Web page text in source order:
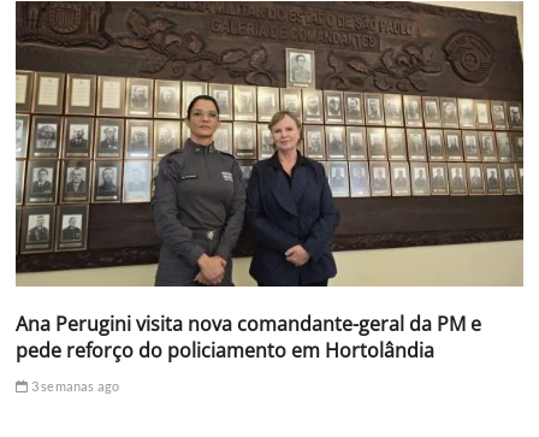
Ana Perugini visita nova comandante-geral da PM e
pede reforço do policiamento em Hortolândia
3 semanas ago